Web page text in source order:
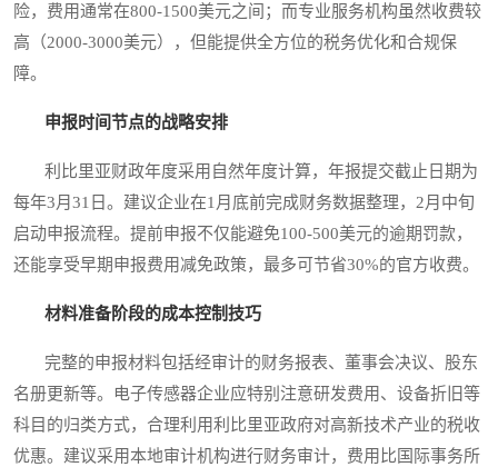
险，费用通常在800-1500美元之间；而专业服务机构虽然收费较
高（2000-3000美元），但能提供全方位的税务优化和合规保
障。
申报时间节点的战略安排
利比里亚财政年度采用自然年度计算，年报提交截止日期为
每年3月31日。建议企业在1月底前完成财务数据整理，2月中旬
启动申报流程。提前申报不仅能避免100-500美元的逾期罚款，
还能享受早期申报费用减免政策，最多可节省30%的官方收费。
材料准备阶段的成本控制技巧
完整的申报材料包括经审计的财务报表、董事会决议、股东
名册更新等。电子传感器企业应特别注意研发费用、设备折旧等
科目的归类方式，合理利用利比里亚政府对高新技术产业的税收
优惠。建议采用本地审计机构进行财务审计，费用比国际事务所